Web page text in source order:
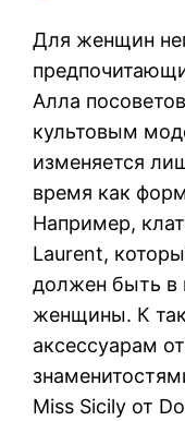
Для женщин
Алла
культовым
изменяется
время как
Например,
Laurent,
должен быть в
женщины. К
аксессуарам
Miss Sicily от